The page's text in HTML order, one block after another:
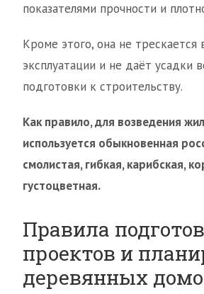
показателями прочности и
Кроме этого, она не трескается
эксплуатации и не даёт усадки
подготовки к строительству.
Как правило, для возведения
используется обыкновенная
смолистая, гибкая, карибская,
густоцветная.
Правила
проектов и
деревянных